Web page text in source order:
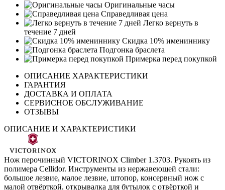
Оригинальные часы
Справедливая цена
Легко вернуть в
течение 7 дней
Скидка 10% имениннику
Подгонка браслета
Примерка перед покупкой
ОПИСАНИЕ ХАРАКТЕРИСТИКИ
ГАРАНТИЯ
ДОСТАВКА И ОПЛАТА
СЕРВИСНОЕ ОБСЛУЖИВАНИЕ
ОТЗЫВЫ
ОПИСАНИЕ И ХАРАКТЕРИСТИКИ
Нож перочинный VICTORINOX Climber 1.3703. Рукоять из
полимера Cellidor. Инструменты из нержавеющей стали:
большое лезвие, малое лезвие, штопор, консервный нож с
малой отвёрткой, открывалка для бутылок с отвёрткой и